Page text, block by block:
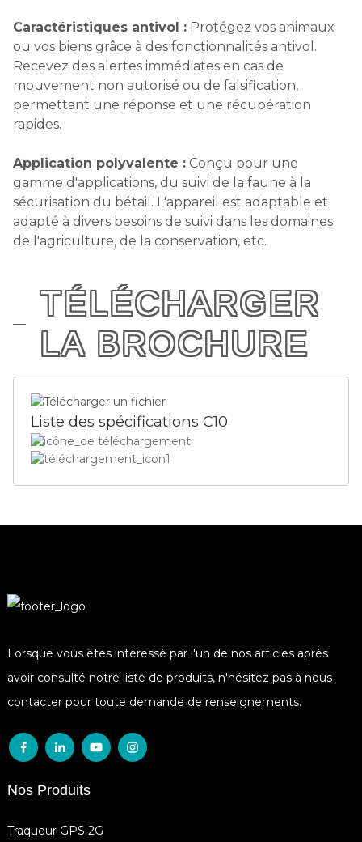
Caractéristiques antivol :Protégez vos animaux
ou vos biens grâce à des fonctionnalités antivol.
Recevez des alertes immédiates en cas de
mouvement non autorisé ou de falsification,
permettant une réponse et une récupération
rapides.
Application polyvalente :Conçu pour une
gamme d'applications, du suivi de la faune à la
sécurisation du bétail. L'appareil est adaptable et
adapté à divers besoins de suivi dans les domaines
de l'agriculture, de la conservation, etc.
TÉLÉCHARGER
LA BROCHURE
Liste des spécifications C10
Lorsque vous êtes intéressé par l'un de nos articles après
avoir consulté notre liste de produits, n'hésitez pas à nous
contacter pour toute demande de renseignements.
Nos Produits
Traqueur GPS 2G